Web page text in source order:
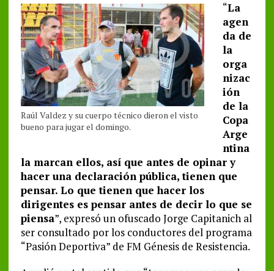
Raúl Valdez y su cuerpo técnico dieron el visto
bueno para jugar el domingo.
“La
agen
da de
la
orga
nizac
ión
de la
Copa
Arge
ntina
la marcan ellos, así que antes de opinar y
hacer una declaración pública, tienen que
pensar. Lo que tienen que hacer los
dirigentes es pensar antes de decir lo que se
piensa”, expresó un ofuscado Jorge Capitanich al
ser consultado por los conductores del programa
“Pasión Deportiva” de FM Génesis de Resistencia.